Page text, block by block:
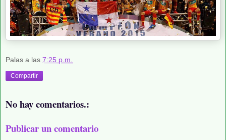
Palas a las 7:25 p.m.
Compartir
No hay comentarios.:
Publicar un comentario